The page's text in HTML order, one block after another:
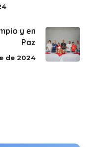
y en
Paz
de 2024